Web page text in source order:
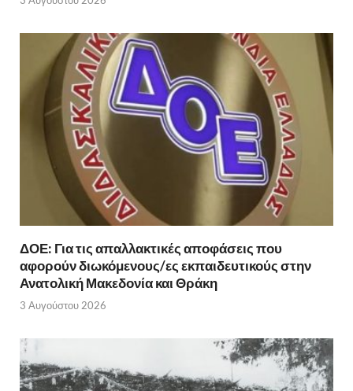
ΔΟΕ: Για τις απαλλακτικές αποφάσεις που
αφορούν διωκόμενους/ες εκπαιδευτικούς στην
Ανατολική Μακεδονία και Θράκη
3 Αυγούστου 2026